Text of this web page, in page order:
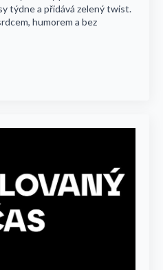
týdne a přidává zelený twist.
humorem a bez